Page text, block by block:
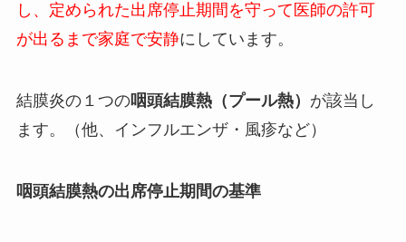
し、定められた出席停止期間を守って医師の許可
が出るまで家庭で安静にしています。
結膜炎の１つの咽頭結膜熱（プール熱） が該当し
ます。（他、インフルエンザ・風疹など）
咽頭結膜熱の出席停止期間の基準